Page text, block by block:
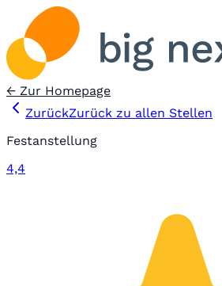
← Zur Homepage
ZurückZurück zu allen Stellen
Festanstellung
4,4